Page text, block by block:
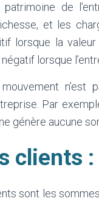
patrimoine de
et les
lorsque la
lorsque
mouvement
Par
génère aucune
clients :
sont les